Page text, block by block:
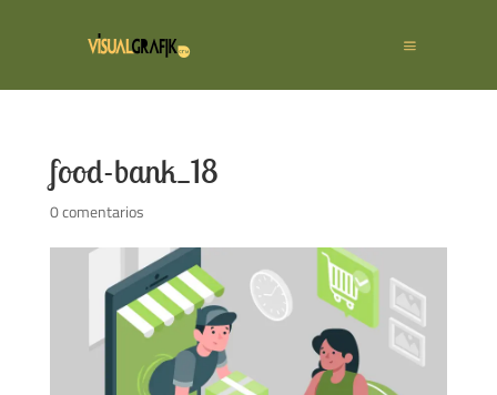
food-bank_18
0 comentarios